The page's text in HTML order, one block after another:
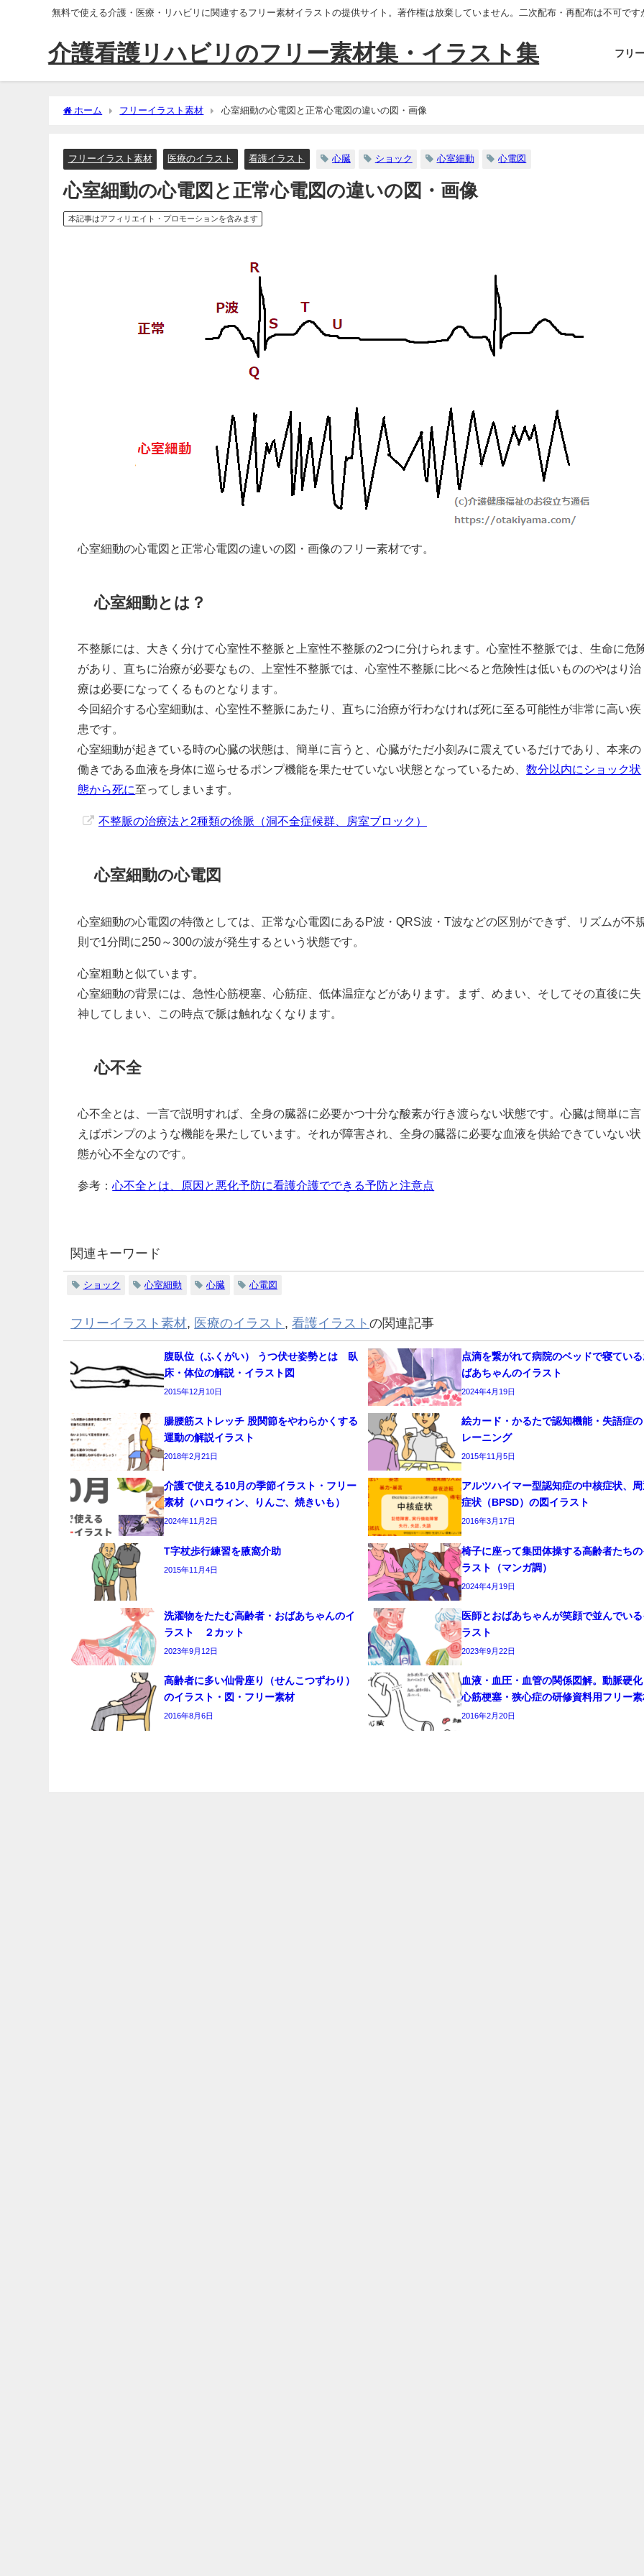
無料で使える介護・医療・リハビリに関連するフリー素材イラストの提供サイト。著作権は放棄していません。二次配布・再配布は不可です
介護看護リハビリのフリー素材集・イラスト集 フリ
ホーム フリーイラスト素材 心室細動の心電図と正常心電図の違いの図・画像
フリーイラスト素材 医療のイラスト 看護イラスト 心臓 ショック 心室細動 心電図
心室細動の心電図と正常心電図の違いの図・画像
本記事はアフィリエイト・プロモーションを含みます
心室細動の心電図と正常心電図の違いの図・画像のフリー素材です。
心室細動とは？
不整脈には、大きく分けて心室性不整脈と上室性不整脈の2つに分けられます。心室性不整脈では、生命に危
があり、直ちに治療が必要なもの、上室性不整脈では、心室性不整脈に比べると危険性は低いもののやはり治
療は必要になってくるものとなります。
今回紹介する心室細動は、心室性不整脈にあたり、直ちに治療が行わなければ死に至る可能性が非常に高い疾
患です。
心室細動が起きている時の心臓の状態は、簡単に言うと、心臓がただ小刻みに震えているだけであり、本来の
働きである血液を身体に巡らせるポンプ機能を果たせていない状態となっているため、数分以内にショック状
態から死に至ってしまいます。
不整脈の治療法と2種類の徐脈（洞不全症候群、房室ブロック）
心室細動の心電図
心室細動の心電図の特徴としては、正常な心電図にあるP波・QRS波・T波などの区別ができず、リズムが不
則で1分間に250～300の波が発生するという状態です。
心室粗動と似ています。
心室細動の背景には、急性心筋梗塞、心筋症、低体温症などがあります。まず、めまい、そしてその直後に失
神してしまい、この時点で脈は触れなくなります。
心不全
心不全とは、一言で説明すれば、全身の臓器に必要かつ十分な酸素が行き渡らない状態​です。心臓は簡単に言
えばポンプのような機能を果たしています。それが障害され、​全身の臓器に必要な血液を供給できていない状
態​が心不全なのです。
参考：心不全とは、原因と悪化予防に看護介護でできる予防と注意点
関連キーワード
ショック 心室細動 心臓 心電図
フリーイラスト素材, 医療のイラスト ,看護イラストの関連記事
腹臥位（ふくがい） うつ伏せ姿勢とは 臥
床・体位の解説・イラスト図
2015年12月10日
点滴を繋がれて病院のベッドで寝てい
ばあちゃんのイラスト
2024年4月19日
腸腰筋ストレッチ 股関節をやわらかくする
運動の解説イラスト
2018年2月21日
絵カード・かるたで認知機能・失語症の
レーニング
2015年11月5日
介護で使える10月の季節イラスト・フリー
素材（ハロウィン、りんご、焼きいも）
2024年11月2日
アルツハイマー型認知症の中核症状、周
症状（BPSD）の図イラスト
2016年3月17日
T字杖歩行練習を腋窩介助
2015年11月4日
椅子に座って集団体操する高齢者たちの
ラスト（マンガ調）
2024年4月19日
洗濯物をたたむ高齢者・おばあちゃんのイ
ラスト ２カット
2023年9月12日
医師とおばあちゃんが笑顔で並んでいる
ラスト
2023年9月22日
高齢者に多い仙骨座り（せんこつずわり）
のイラスト・図・フリー素材
2016年8月6日
血液・血圧・血管の関係図解。動脈硬化
心筋梗塞・狭心症の研修資料用フリー
2016年2月20日